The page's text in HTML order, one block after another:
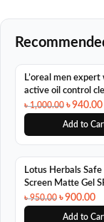
SALE
L’oreal men expert
active oil control
100ml
৳1,000.00 ৳940.00
Add to
SALE
Lotus Herbals Safe
Screen Matte Gel
100g
৳950.00 ৳900.00
Add to